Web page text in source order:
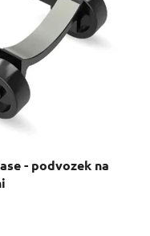
- podvozek na